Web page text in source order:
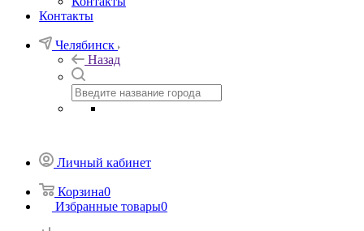
Контакты
Челябинск
Назад
Личный кабинет
Корзина0
Избранные товары0